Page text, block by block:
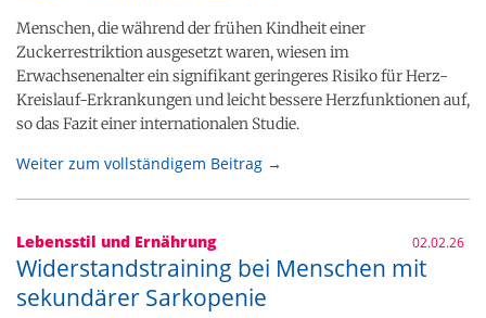
Menschen, die während der frühen Kindheit einer
Zuckerrestriktion ausgesetzt waren, wiesen im
Erwachsenenalter ein signifikant geringeres Risiko für Herz-
Kreislauf-Erkrankungen und leicht bessere Herzfunktionen auf,
so das Fazit einer internationalen Studie.
Weiter zum vollständigem Beitrag →
Lebensstil und Ernährung 02.02.26
Widerstandstraining bei Menschen mit
sekundärer Sarkopenie